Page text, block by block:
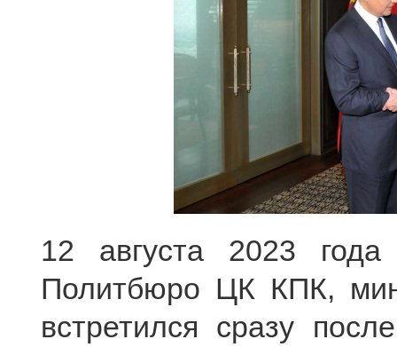
12 августа 2023
Политбюро ЦК КПК,
встретился сразу